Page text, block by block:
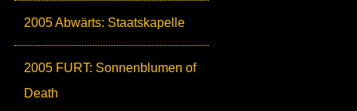
2005 Abwärts: Staatskapelle
2005 FURT: Sonnenblumen of
Death